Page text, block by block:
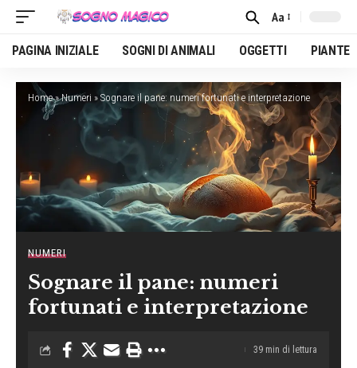
Font
Resizer
Aa
PAGINA INIZIALE SOGNI DI ANIMALI OGGETTI PIANTE
Home»Numeri » Sognare il pane: numeri fortunati e interpretazione
NUMERI
Sognare il pane: numeri
fortunati e interpretazione
39 min di lettura